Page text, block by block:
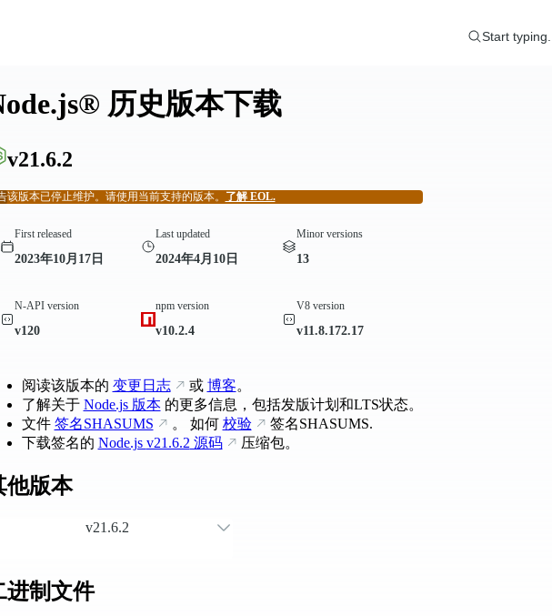
Start typing...
历史版本下载
v21.6.2
该版本已停止维护。请使用当前支持的版本。 了解 EOL.
First released
2023年10月17日
Last updated
2024年4月10日
Minor versions
13
N-API version
v120
npm version
v10.2.4
V8 version
v11.8.172.17
阅读该版本的 变更日志 或 博客。
了解关于 Node.js 版本的更多信息，包括发版计划和LTS状态。
文件 签名SHASUMS 。 如何 校验
签名SHASUMS.
下载签名的 Node.js v21.6.2 源码 压缩包。
他版本
v21.6.2
进制文件